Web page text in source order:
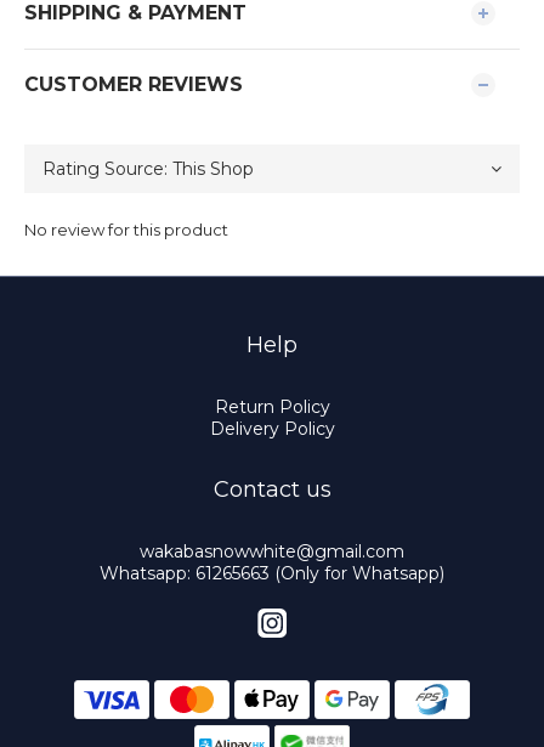
SHIPPING & PAYMENT
CUSTOMER REVIEWS
No review for this product
Help
Return Policy
Delivery Policy
Contact us
wakabasnowwhite@gmail.com
Whatsapp: 61265663 (Only for Whatsapp)